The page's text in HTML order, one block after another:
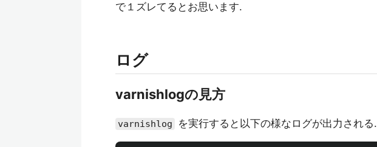
で１ズレてるとお思います.
ログ
varnishlogの見方
varnishlog を実行すると以下の様なログが出力される.